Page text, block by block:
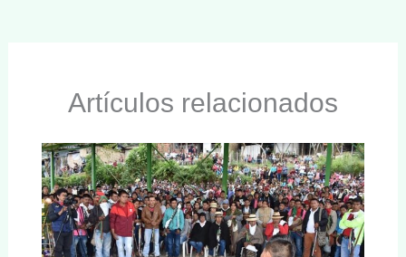
Artículos relacionados